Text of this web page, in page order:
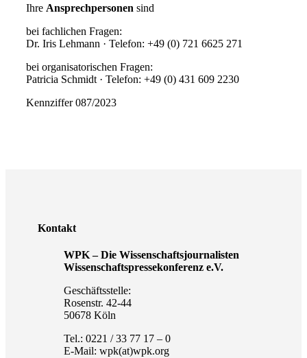
Ihre Ansprechpersonen sind
bei fachlichen Fragen:
Dr. Iris Lehmann · Telefon: +49 (0) 721 6625 271
bei organisatorischen Fragen:
Patricia Schmidt · Telefon: +49 (0) 431 609 2230
Kennziffer 087/2023
Kontakt
WPK – Die Wissenschaftsjournalisten
Wissenschaftspressekonferenz e.V.
Geschäftsstelle:
Rosenstr. 42-44
50678 Köln
Tel.: 0221 / 33 77 17 – 0
E-Mail: wpk(at)wpk.org